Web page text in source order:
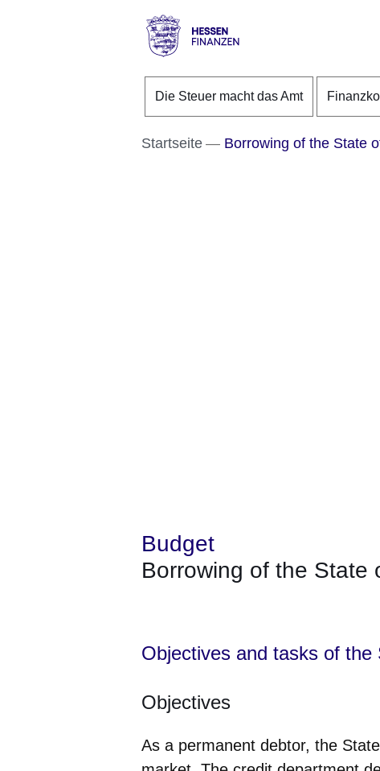
Direkt zum Kopf der Seite
Direkt zum Inhalt
Direkt zum Fuß der Seite
Finanzen
Die Steuer macht das Amt
Startseite Borrowing of the State
Budget
Borrowing of the State
Objectives and tasks of
Objectives
As a permanent debtor, the